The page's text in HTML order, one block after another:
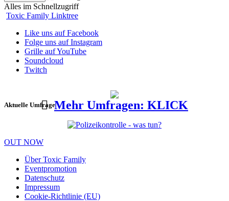
Alles im Schnellzugriff
Toxic Family Linktree
Like uns auf Facebook
Folge uns auf Instagram
Grille auf YouTube
Soundcloud
Twitch
Aktuelle UmfrageMehr Umfragen: KLICK
OUT NOW
Über Toxic Family
Eventpromotion
Datenschutz
Impressum
Cookie-Richtlinie (EU)